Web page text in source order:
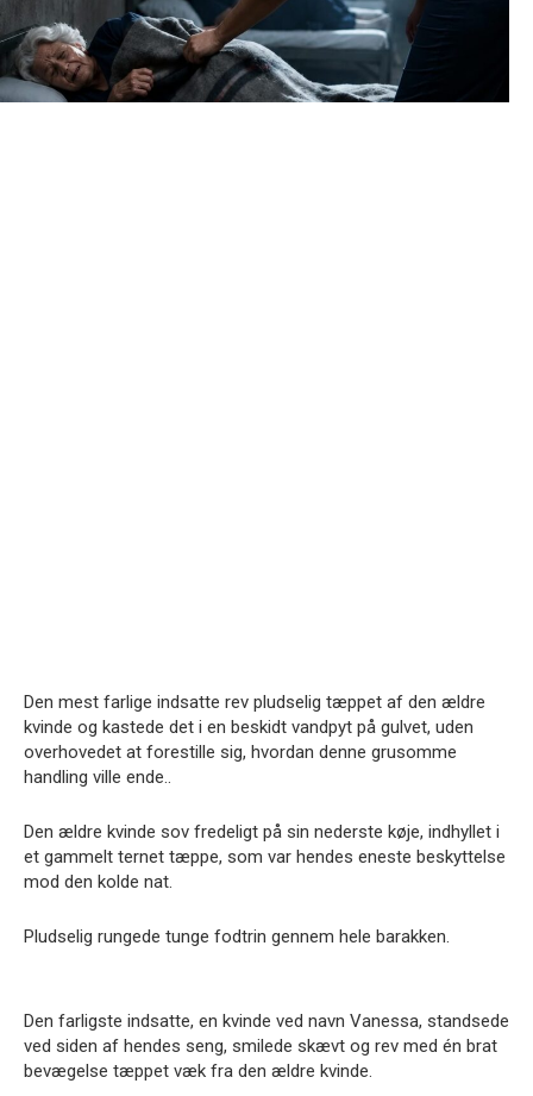
Den mest farlige indsatte rev pludselig tæppet af den ældre
kvinde og kastede det i en beskidt vandpyt på gulvet, uden
overhovedet at forestille sig, hvordan denne grusomme
handling ville ende..
Den ældre kvinde sov fredeligt på sin nederste køje, indhyllet i
et gammelt ternet tæppe, som var hendes eneste beskyttelse
mod den kolde nat.
Pludselig rungede tunge fodtrin gennem hele barakken.
Den farligste indsatte, en kvinde ved navn Vanessa, standsede
ved siden af hendes seng, smilede skævt og rev med én brat
bevægelse tæppet væk fra den ældre kvinde.